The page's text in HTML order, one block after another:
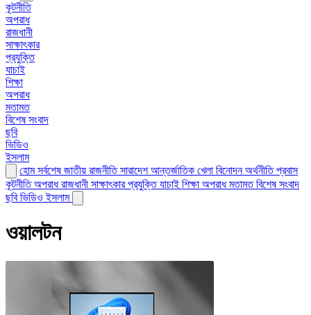
কূটনীতি
অপরাধ
রাজধানী
সাক্ষাৎকার
প্রযুক্তি
যাচাই
শিক্ষা
অপরাধ
মতামত
বিশেষ সংবাদ
ছবি
ভিডিও
ইসলাম
হোমসর্বশেষজাতীয় রাজনীতিসারাদেশআন্তর্জাতিক খেলা বিনোদনঅর্থনীতিপ্রবাস
কূটনীতিঅপরাধরাজধানী সাক্ষাৎকারপ্রযুক্তিযাচাই শিক্ষা অপরাধমতামতবিশেষ সংবাদ
ছবিভিডিওইসলাম
ওয়ালটন